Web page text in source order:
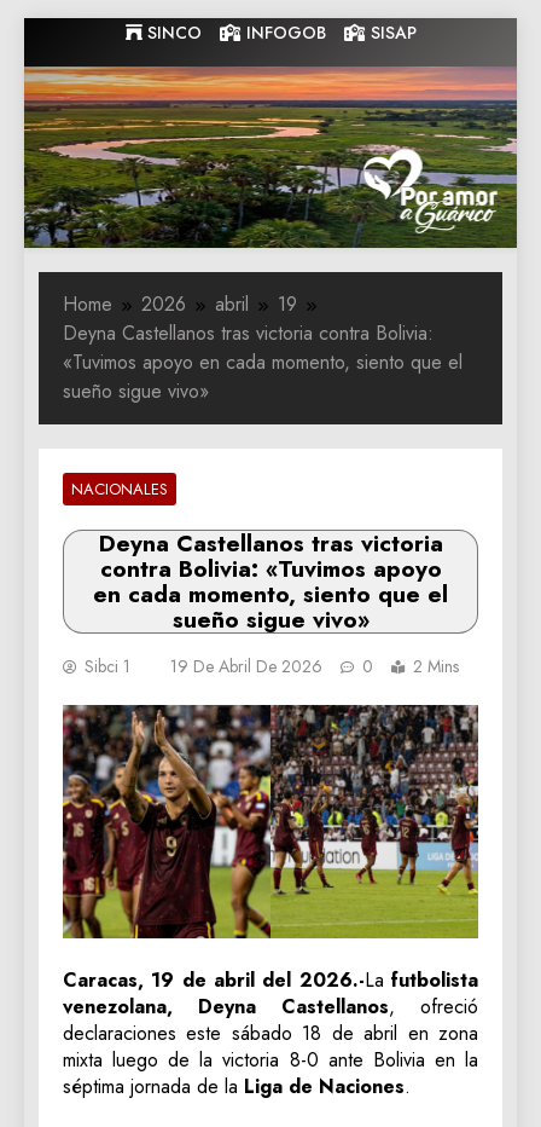
to
content
SINCO INFOGOB SISAP
Gobernacion
de Guarico
Gobernacion de Guarico
Home 2026 abril
19
Deyna Castellanos tras victoria contra Bolivia:
«Tuvimos apoyo en cada momento, siento que el
sueño sigue vivo»
NACIONALES
Deyna Castellanos tras victoria
contra Bolivia: «Tuvimos apoyo
en cada momento, siento que el
sueño sigue vivo»
Sibci 1 19 De Abril De 2026 0 2 Mins
Caracas, 19 de abril del 2026.-Lafutbolista
venezolana, Deyna Castellanos, ofreció
declaraciones este sábado 18 de abril en zona
mixta luego de la victoria 8-0 ante Bolivia en la
séptima jornada de la Liga de Naciones.